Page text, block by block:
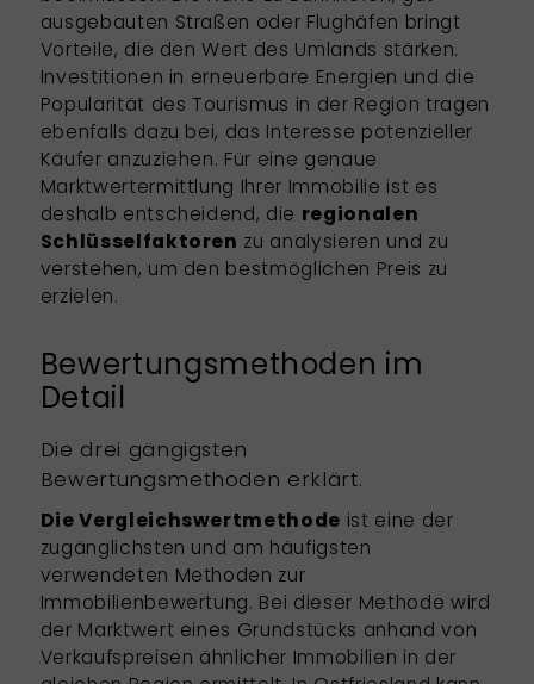
ausgebauten Straßen oder Flughäfen bringt
Vorteile, die den Wert des Umlands stärken.
Investitionen in erneuerbare Energien und die
Popularität des Tourismus in der Region tragen
ebenfalls dazu bei, das Interesse potenzieller
Käufer anzuziehen. Für eine genaue
Marktwertermittlung Ihrer Immobilie ist es
deshalb entscheidend, die regionalen
Schlüsselfaktoren zu analysieren und zu
verstehen, um den bestmöglichen Preis zu
erzielen.
Bewertungsmethoden im
Detail
Die drei gängigsten
Bewertungsmethoden erklärt.
Die Vergleichswertmethode ist eine der
zugänglichsten und am häufigsten
verwendeten Methoden zur
Immobilienbewertung. Bei dieser Methode wird
der Marktwert eines Grundstücks anhand von
Verkaufspreisen ähnlicher Immobilien in der